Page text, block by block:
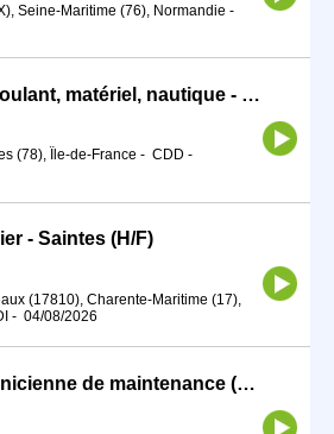
Seine-Maritime (76), Normandie -
Technicien parc roulant, matériel, nautique - atelier hydraulique (H/F)
(78), Île-de-France - CDD -
- Saintes (H/F)
(17810), Charente-Maritime (17),
- 04/08/2026
Technicien / Technicienne de maintenance (H/F)